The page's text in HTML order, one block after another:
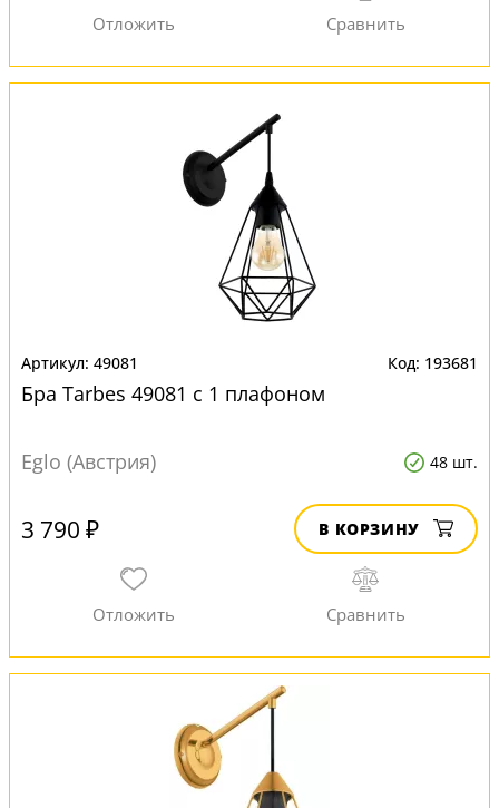
49081 193681
Бра Tarbes 49081 с 1 плафоном
Eglo (Австрия) 48 шт.
3 790 ₽ В КОРЗИНУ